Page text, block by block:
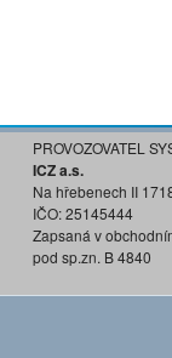
PROVOZOVATEL
ICZ a.s.
Na hřebenech II
IČO: 25145444
Zapsaná v
pod sp.zn. B 4840